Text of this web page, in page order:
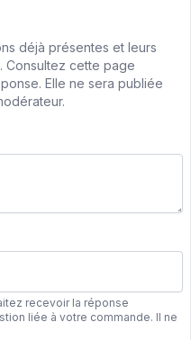
déjà présentes et leurs
Consultez cette page
Elle ne sera publiée
recevoir la réponse
liée à votre commande. Il ne